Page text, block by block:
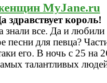
MyJane.ru
здравствует король!
все. Да и любили
песни для певца?
его. В ночь с 25 на
талантливых